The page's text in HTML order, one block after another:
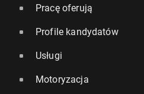
Pracę oferują
Profile kandydatów
Usługi
Motoryzacja